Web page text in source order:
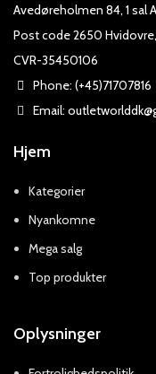
Avedøreholmen 84, 1 sal
Post code 2650
CVR-35450106
Phone: (+45)71707816
Email:
Hjem
Kategorier
Nyankomne
Mega salg
Top produkter
Oplysninger